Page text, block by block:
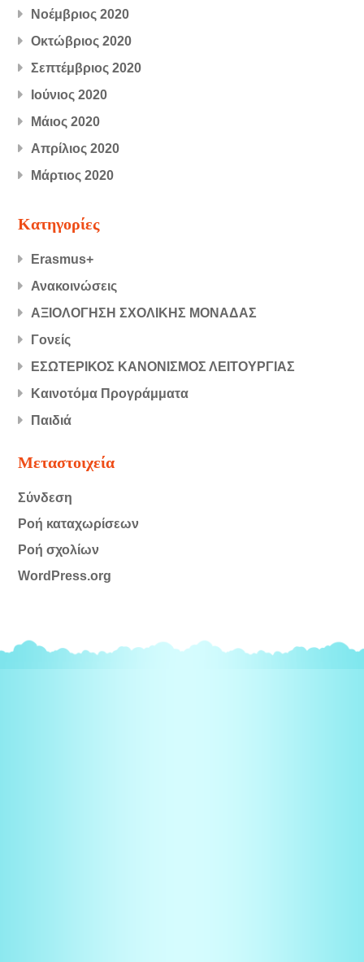
Νοέμβριος 2020
Οκτώβριος 2020
Σεπτέμβριος 2020
Ιούνιος 2020
Μάιος 2020
Απρίλιος 2020
Μάρτιος 2020
Kατηγορίες
Erasmus+
Ανακοινώσεις
ΑΞΙΟΛΟΓΗΣΗ ΣΧΟΛΙΚΗΣ ΜΟΝΑΔΑΣ
Γονείς
ΕΣΩΤΕΡΙΚΟΣ ΚΑΝΟΝΙΣΜΟΣ ΛΕΙΤΟΥΡΓΙΑΣ
Καινοτόμα Προγράμματα
Παιδιά
Μεταστοιχεία
Σύνδεση
Ροή καταχωρίσεων
Ροή σχολίων
WordPress.org